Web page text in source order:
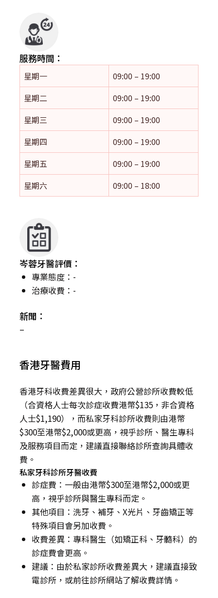
服務時間：
星期一
09:00 – 19:00
星期二
09:00 – 19:00
星期三
09:00 – 19:00
星期四
09:00 – 19:00
星期五
09:00 – 19:00
星期六
09:00 – 18:00
岑蓉牙醫評價：
專業態度：-
治療收費：-
新聞：
–
香港牙醫費用
香港牙科收費差異很大，政府公營診所收費較低
（合資格人士每次診症收費港幣$135，非合資格
人士$1,190），而私家牙科診所收費則由港幣
$300至港幣$2,000或更高，視乎診所、醫生專科
及服務項目而定，建議直接聯絡診所查詢具體收
費。
私家牙科診所牙醫收費
診症費：一般由港幣$300至港幣$2,000或更
高，視乎診所與醫生專科而定。
其他項目：洗牙、補牙、X光片、牙齒矯正等
特殊項目會另加收費。
收費差異：專科醫生（如矯正科、牙髓科）的
診症費會更高。
建議：由於私家診所收費差異大，建議直接致
電診所，或前往診所網站了解收費詳情。